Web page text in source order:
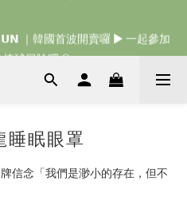
球冒險吧 ⚾️
球冒險吧 ⚾️
眠眼罩
信念「我們是渺小的存在，但不